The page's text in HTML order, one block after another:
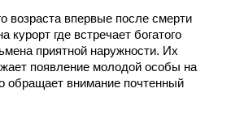
возраста впервые после смерти
курорт где встречает богатого
приятной наружности. Их
появление молодой особы на
обращает внимание почтенный